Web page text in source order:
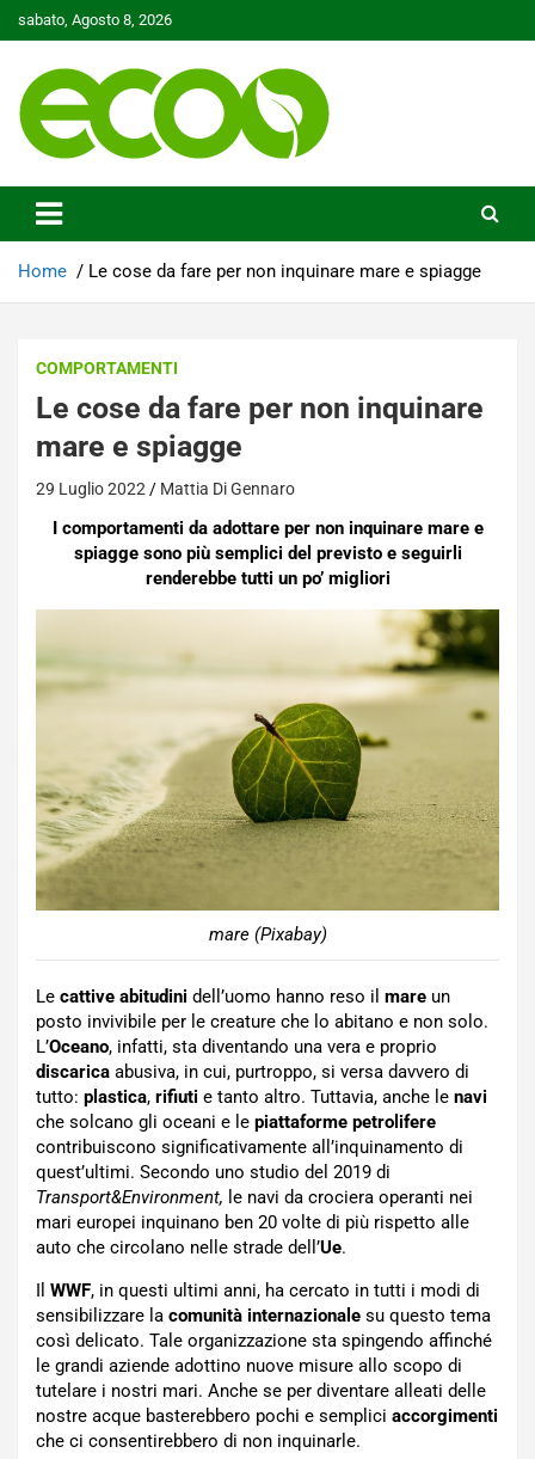
to
sabato, Agosto 8, 2026
Ecoo.it
Home Le cose da fare per non inquinare mare e spiagge
COMPORTAMENTI
Le cose da fare per non inquinare
mare e spiagge
29 Luglio 2022 Mattia Di Gennaro
I comportamenti da adottare per non inquinare mare e
spiagge sono più semplici del previsto e seguirli
renderebbe tutti un po’ migliori
mare (Pixabay)
Le cattive abitudini dell’uomo hanno reso il mare un
posto invivibile per le creature che lo abitano e non solo.
L’Oceano, infatti, sta diventando una vera e proprio
discarica abusiva, in cui, purtroppo, si versa davvero di
tutto: plastica, rifiuti e tanto altro. Tuttavia, anche le navi
che solcano gli oceani e le piattaforme petrolifere
contribuiscono significativamente all’inquinamento di
quest’ultimi. Secondo uno studio del 2019 di
Transport&Environment, le navi da crociera operanti nei
mari europei inquinano ben 20 volte di più rispetto alle
auto che circolano nelle strade dell’Ue.
Il WWF, in questi ultimi anni, ha cercato in tutti i modi di
sensibilizzare la comunità internazionale su questo tema
così delicato. Tale organizzazione sta spingendo affinché
le grandi aziende adottino nuove misure allo scopo di
tutelare i nostri mari. Anche se per diventare alleati delle
nostre acque basterebbero pochi e semplici accorgimenti
che ci consentirebbero di non inquinarle.